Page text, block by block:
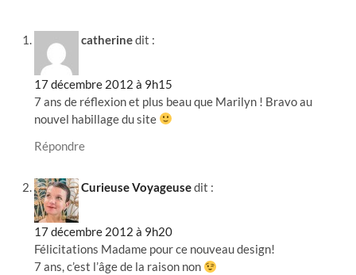
catherinedit :
17 décembre 2012 à 9h15
7 ans de réflexion et plus beau que Marilyn ! Bravo au
nouvel habillage du site
Répondre
Curieuse Voyageusedit :
17 décembre 2012 à 9h20
Félicitations Madame pour ce nouveau design!
7 ans, c’est l’âge de la raison non